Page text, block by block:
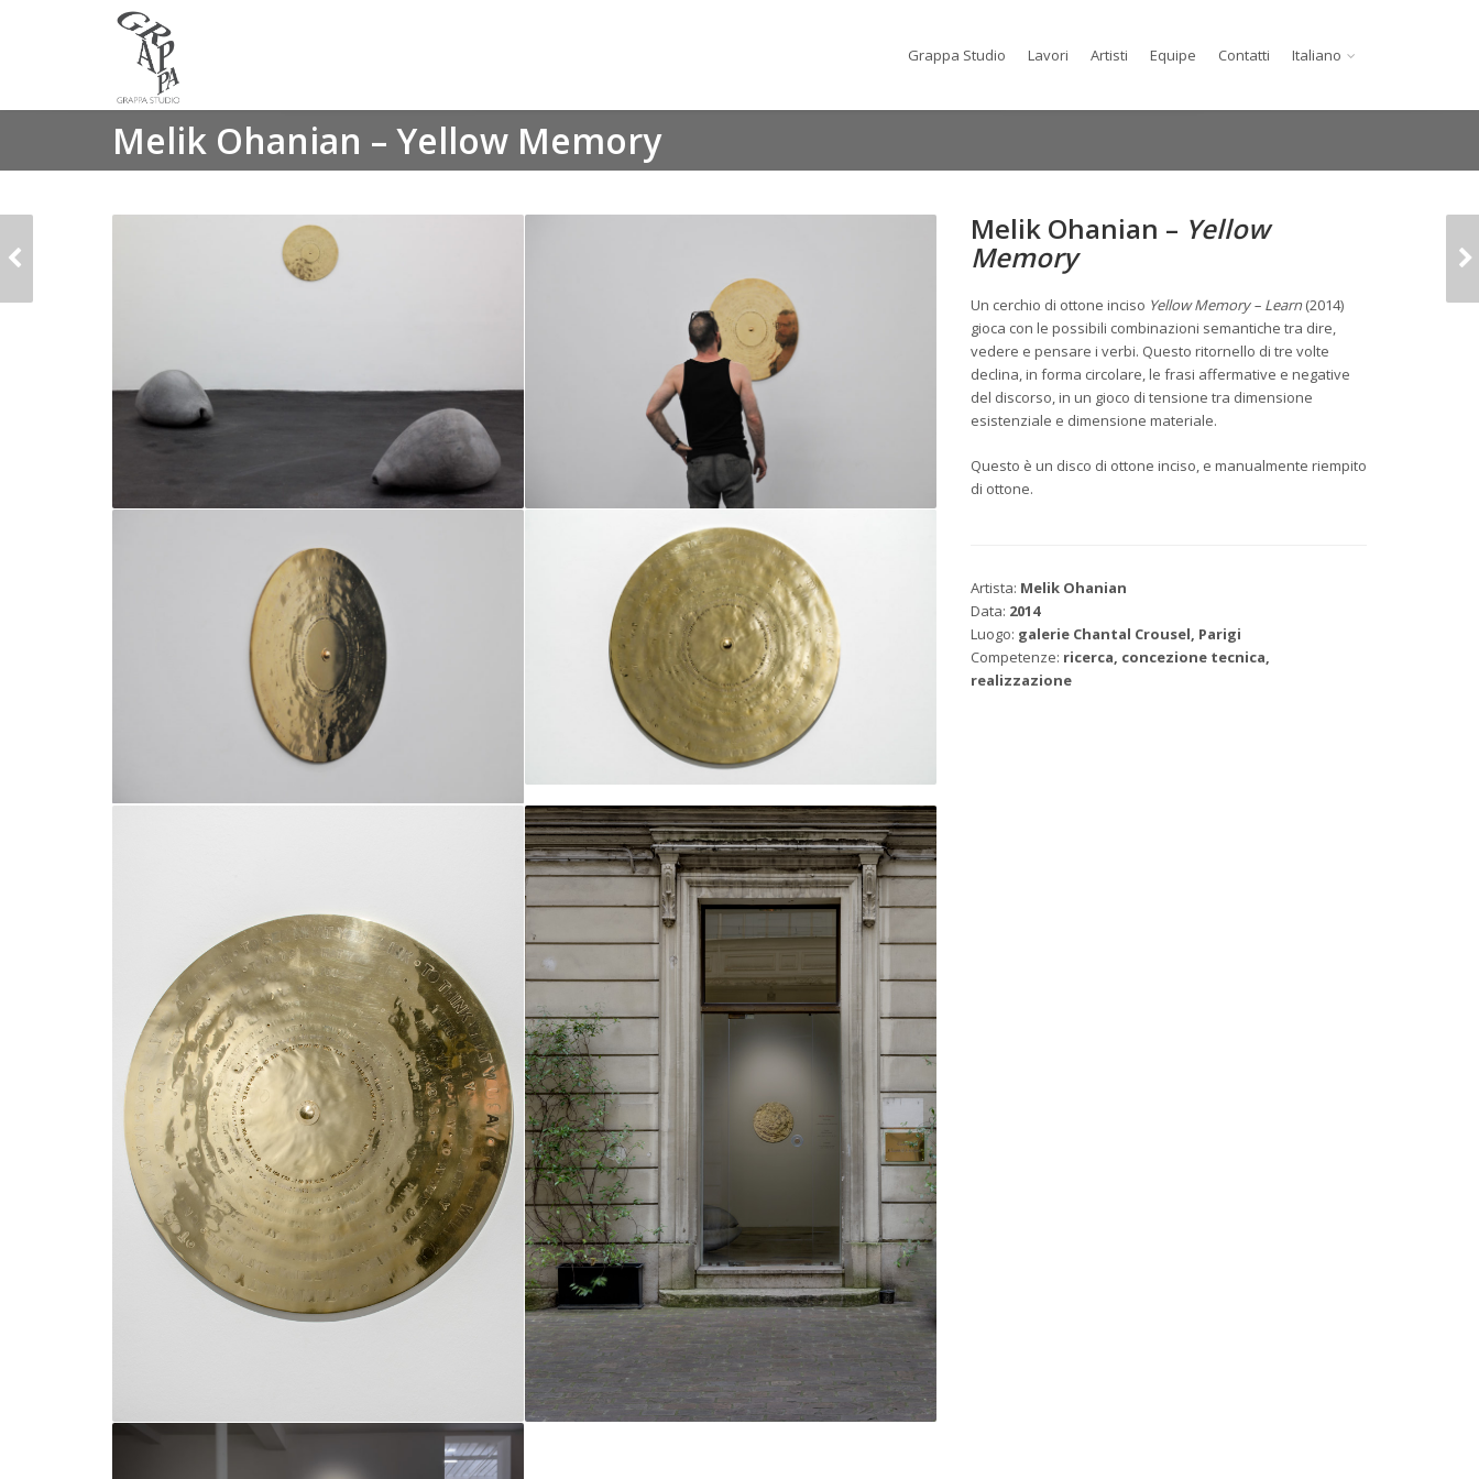
Grappa Studio Lavori Artisti Equipe Contatti Italiano
Melik Ohanian – Yellow Memory
Melik Ohanian – Yellow
Memory
Un cerchio di ottone inciso Yellow Memory – Learn (2014)
gioca con le possibili combinazioni semantiche tra dire,
vedere e pensare i verbi. Questo ritornello di tre volte
declina, in forma circolare, le frasi affermative e negative
del discorso, in un gioco di tensione tra dimensione
esistenziale e dimensione materiale.
Questo è un disco di ottone inciso, e manualmente riempito
di ottone.
Artista: Melik Ohanian
Data: 2014
Luogo: galerie Chantal Crousel, Parigi
Competenze: ricerca, concezione tecnica,
realizzazione